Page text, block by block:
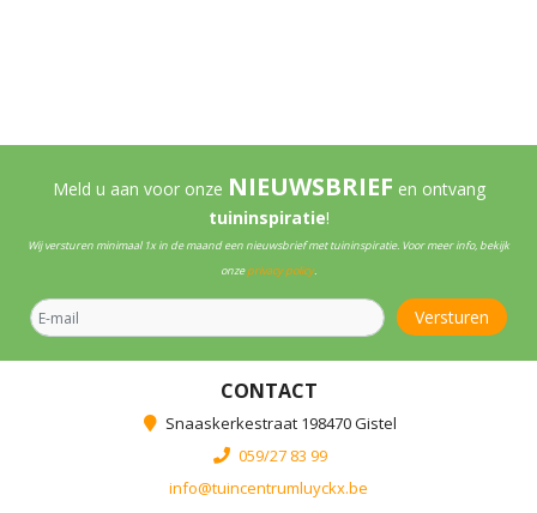
Meld u aan voor onze NIEUWSBRIEF en ontvang
tuininspiratie!
Wij versturen minimaal 1x in de maand een nieuwsbrief met tuininspiratie. Voor meer info, bekijk
onzeprivacy policy.
CONTACT
Snaaskerkestraat 198470 Gistel
059/27 83 99
info@tuincentrumluyckx.be